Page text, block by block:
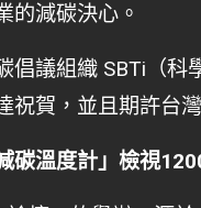
的減碳決心。
倡議組織 SBTi（
祝賀，並且期許台
碳溫度計」檢視